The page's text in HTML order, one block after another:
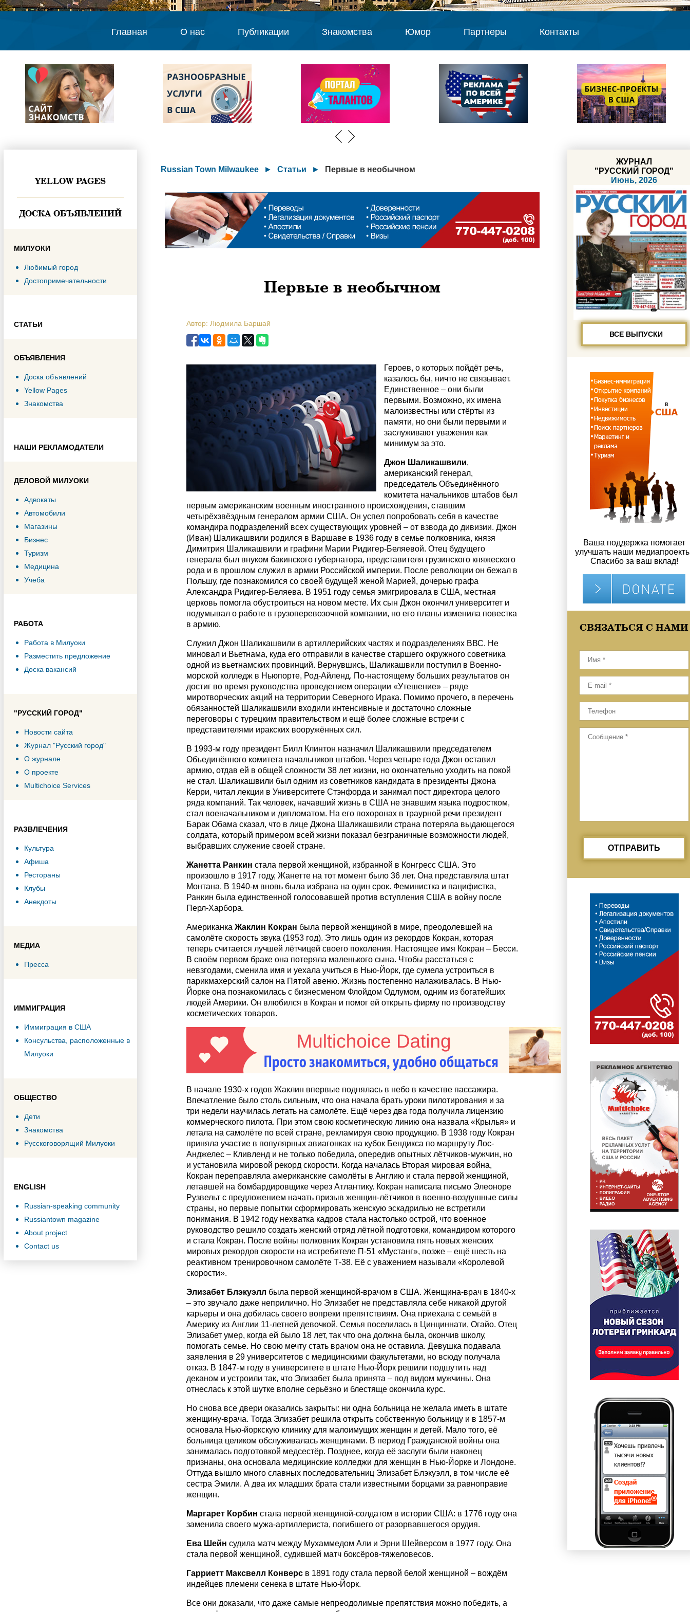
Главная О нас Публикации Знакомства Юмор Партнеры Контакты
YELLOW PAGES
ДОСКА ОБЪЯВЛЕНИЙ
МИЛУОКИ
Любимый город
Достопримечательности
СТАТЬИ
ОБЪЯВЛЕНИЯ
Доска объявлений
Yellow Pages
Знакомства
НАШИ РЕКЛАМОДАТЕЛИ
ДЕЛОВОЙ МИЛУОКИ
Адвокаты
Автомобили
Магазины
Бизнес
Туризм
Медицина
Учеба
РАБОТА
Работа в Милуоки
Разместить предложение
Доска вакансий
"РУССКИЙ ГОРОД"
Новости сайта
Журнал "Русский город"
О журнале
О проекте
Multichoice Services
РАЗВЛЕЧЕНИЯ
Культура
Афиша
Рестораны
Клубы
Анекдоты
МЕДИА
Пресса
ИММИГРАЦИЯ
Иммиграция в США
Консульства, расположенные в
Милуоки
ОБЩЕСТВО
Дети
Знакомства
Русскоговорящий Милуоки
ENGLISH
Russian-speaking community
Russiantown magazine
About project
Contact us
Russian Town Milwaukee ► Статьи ► Первые в необычном
Первые в необычном
Автор: Людмила Баршай
Героев, о которых пойдёт речь,
казалось бы, ничто не связывает.
Единственное – они были
первыми. Возможно, их имена
малоизвестны или стёрты из
памяти, но они были первыми и
заслуживают уважения как
минимум за это.
Джон Шаликашвили,
американский генерал,
председатель Объединённого
комитета начальников штабов был
первым американским военным иностранного происхождения, ставшим
четырёхзвёздным генералом армии США. Он успел попробовать себя в качестве
командира подразделений всех существующих уровней – от взвода до дивизии. Джон
(Иван) Шаликашвили родился в Варшаве в 1936 году в семье полковника, князя
Димитрия Шаликашвили и графини Марии Ридигер-Беляевой. Отец будущего
генерала был внуком бакинского губернатора, представителя грузинского княжеского
рода и в прошлом служил в армии Российской империи. После революции он бежал в
Польшу, где познакомился со своей будущей женой Марией, дочерью графа
Александра Ридигер-Беляева. В 1951 году семья эмигрировала в США, местная
церковь помогла обустроиться на новом месте. Их сын Джон окончил университет и
подумывал о работе в грузоперевозочной компании, но его планы изменила повестка
в армию.
Служил Джон Шаликашвили в артиллерийских частях и подразделениях ВВС. Не
миновал и Вьетнама, куда его отправили в качестве старшего окружного советника
одной из вьетнамских провинций. Вернувшись, Шаликашвили поступил в Военно-
морской колледж в Ньюпорте, Род-Айленд. По-настоящему больших результатов он
достиг во время руководства проведением операции «Утешение» – ряде
миротворческих акций на территории Северного Ирака. Помимо прочего, в перечень
обязанностей Шаликашвили входили интенсивные и достаточно сложные
переговоры с турецким правительством и ещё более сложные встречи с
представителями иракских вооружённых сил.
В 1993-м году президент Билл Клинтон назначил Шаликашвили председателем
Объединённого комитета начальников штабов. Через четыре года Джон оставил
армию, отдав ей в общей сложности 38 лет жизни, но окончательно уходить на покой
не стал. Шаликашвили был одним из советников кандидата в президенты Джона
Керри, читал лекции в Университете Стэнфорда и занимал пост директора целого
ряда компаний. Так человек, начавший жизнь в США не знавшим языка подростком,
стал военачальником и дипломатом. На его похоронах в траурной речи президент
Барак Обама сказал, что в лице Джона Шаликашвили страна потеряла выдающегося
солдата, который примером всей жизни показал безграничные возможности людей,
выбравших служение своей стране.
Жанетта Ранкин стала первой женщиной, избранной в Конгресс США. Это
произошло в 1917 году, Жанетте на тот момент было 36 лет. Она представляла штат
Монтана. В 1940-м вновь была избрана на один срок. Феминистка и пацифистка,
Ранкин была единственной голосовавшей против вступления США в войну после
Перл-Харбора.
Американка Жаклин Кокран была первой женщиной в мире, преодолевшей на
самолёте скорость звука (1953 год). Это лишь один из рекордов Кокран, которая
теперь считается лучшей лётчицей своего поколения. Настоящее имя Кокран – Бесси.
В своём первом браке она потеряла маленького сына. Чтобы расстаться с
невзгодами, сменила имя и уехала учиться в Нью-Йорк, где сумела устроиться в
парикмахерский салон на Пятой авеню. Жизнь постепенно налаживалась. В Нью-
Йорке она познакомилась с бизнесменом Флойдом Одлумом, одним из богатейших
людей Америки. Он влюбился в Кокран и помог ей открыть фирму по производству
косметических товаров.
В начале 1930-х годов Жаклин впервые поднялась в небо в качестве пассажира.
Впечатление было столь сильным, что она начала брать уроки пилотирования и за
три недели научилась летать на самолёте. Ещё через два года получила лицензию
коммерческого пилота. При этом свою косметическую линию она назвала «Крылья» и
летала на самолёте по всей стране, рекламируя свою продукцию. В 1938 году Кокран
приняла участие в популярных авиагонках на кубок Бендикса по маршруту Лос-
Анджелес – Кливленд и не только победила, опередив опытных лётчиков-мужчин, но
и установила мировой рекорд скорости. Когда началась Вторая мировая война,
Кокран переправляла американские самолёты в Англию и стала первой женщиной,
летавшей на бомбардировщике через Атлантику. Кокран написала письмо Элеоноре
Рузвельт с предложением начать призыв женщин-лётчиков в военно-воздушные силы
страны, но первые попытки сформировать женскую эскадрилью не встретили
понимания. В 1942 году нехватка кадров стала настолько острой, что военное
руководство решило создать женский отряд лётной подготовки, командиром которого
и стала Кокран. После войны полковник Кокран установила пять новых женских
мировых рекордов скорости на истребителе П-51 «Мустанг», позже – ещё шесть на
реактивном тренировочном самолёте Т-38. Её с уважением называли «Королевой
скорости».
Элизабет Блэкуэлл была первой женщиной-врачом в США. Женщина-врач в 1840-х
– это звучало даже неприлично. Но Элизабет не представляла себе никакой другой
карьеры и она добилась своего вопреки препятствиям. Она приехала с семьёй в
Америку из Англии 11-летней девочкой. Семья поселилась в Цинциннати, Огайо. Отец
Элизабет умер, когда ей было 18 лет, так что она должна была, окончив школу,
помогать семье. Но свою мечту стать врачом она не оставила. Девушка подавала
заявления в 29 университетов с медицинскими факультетами, но всюду получала
отказ. В 1847-м году в университете в штате Нью-Йорк решили подшутить над
деканом и устроили так, что Элизабет была принята – под видом мужчины. Она
отнеслась к этой шутке вполне серьёзно и блестяще окончила курс.
Но снова все двери оказались закрыты: ни одна больница не желала иметь в штате
женщину-врача. Тогда Элизабет решила открыть собственную больницу и в 1857-м
основала Нью-йоркскую клинику для малоимущих женщин и детей. Мало того, её
больница целиком обслуживалась женщинами. В период Гражданской войны она
занималась подготовкой медсестёр. Позднее, когда её заслуги были наконец
признаны, она основала медицинские колледжи для женщин в Нью-Йорке и Лондоне.
Оттуда вышло много славных последовательниц Элизабет Блэкуэлл, в том числе её
сестра Эмили. А два их младших брата стали известными борцами за равноправие
женщин.
Маргарет Корбин стала первой женщиной-солдатом в истории США: в 1776 году она
заменила своего мужа-артиллериста, погибшего от разорвавшегося орудия.
Ева Шейн судила матч между Мухаммедом Али и Эрни Шейверсом в 1977 году. Она
стала первой женщиной, судившей матч боксёров-тяжеловесов.
Гарриетт Максвелл Конверсв 1891 году стала первой белой женщиной – вождём
индейцев племени сенека в штате Нью-Йорк.
Все они доказали, что даже самые непреодолимые препятствия можно победить, а
ЖУРНАЛ
"РУССКИЙ ГОРОД"
Июнь, 2026
ВСЕ ВЫПУСКИ
Ваша поддержка помогает
улучшать наши
Спасибо за ваш вклад!
СВЯЗАТЬСЯ С НАМИ
ОТПРАВИТЬ